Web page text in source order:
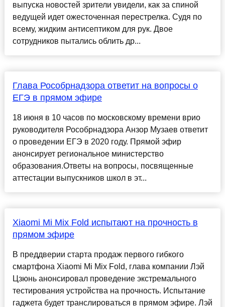
выпуска новостей зрители увидели, как за спиной
ведущей идет ожесточенная перестрелка. Судя по
всему, жидким антисептиком для рук. Двое
сотрудников пытались облить др...
Глава Рособрнадзора ответит на вопросы о
ЕГЭ в прямом эфире
18 июня в 10 часов по московскому времени врио
руководителя Рособрнадзора Анзор Музаев ответит
о проведении ЕГЭ в 2020 году. Прямой эфир
анонсирует региональное министерство
образования.Ответы на вопросы, посвященные
аттестации выпускников школ в эт...
Xiaomi Mi Mix Fold испытают на прочность в
прямом эфире
В преддверии старта продаж первого гибкого
смартфона Xiaomi Mi Mix Fold, глава компании Лэй
Цзюнь анонсировал проведение экстремального
тестирования устройства на прочность. Испытание
гаджета будет транслироваться в прямом эфире. Лэй